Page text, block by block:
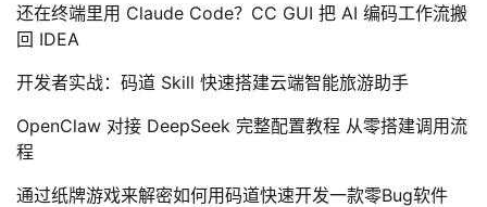
还在终端里用 Claude Code？CC GUI 把 AI 编码工作流搬
回 IDEA
开发者实战：码道 Skill 快速搭建云端智能旅游助手
OpenClaw 对接 DeepSeek 完整配置教程 从零搭建调用流
程
通过纸牌游戏来解密如何用码道快速开发一款零Bug软件